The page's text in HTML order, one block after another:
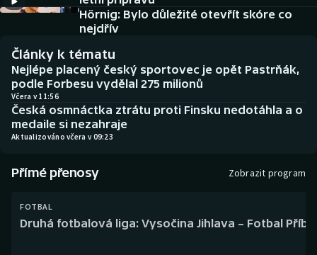
Baseball a softbal
Basketbal
Biatlon
Boby a skeleton
Dostihy
Soutěže
Historické návraty
Aplikace ČT sport
AZ kvíz
Hörnig: Bylo důležité otevřít skóre co
nejdřív
Články k tématu
Nejlépe placený český sportovec je opět Pastrňák,
podle Forbesu vydělal 275 milionů
Včera v 11:56
Česká osmnáctka ztrátu proti Finsku nedotáhla a o
medaile si nezahraje
Aktualizováno včera v 09:23
Přímé přenosy Zobrazit program
FOTBAL
Druhá fotbalová liga: Vysočina Jihlava – Fotbal